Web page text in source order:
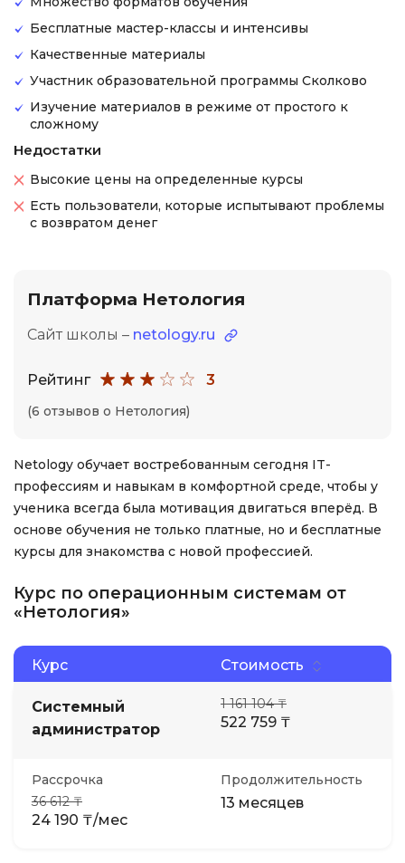
Бесплатные мастер-классы и интенсивы
Качественные материалы
Участник образовательной программы Сколково
Изучение материалов в режиме от простого к
сложному
Недостатки
Высокие цены на определенные курсы
Есть пользователи, которые испытывают проблемы
с возвратом денег
Платформа Нетология
Сайт школы – netology.ru
Рейтинг 3
(6 отзывов о Нетология)
Netology обучает востребованным сегодня IT-
профессиям и навыкам в комфортной среде, чтобы у
ученика всегда была мотивация двигаться вперёд. В
основе обучения не только платные, но и бесплатные
курсы для знакомства с новой профессией.
Курс по операционным системам от
«Нетология»
Курс Стоимость
Системный
администратор
1 161 104 ₸
522 759 ₸
Рассрочка
36 612 ₸
24 190 ₸/мес
Продолжительность
13 месяцев